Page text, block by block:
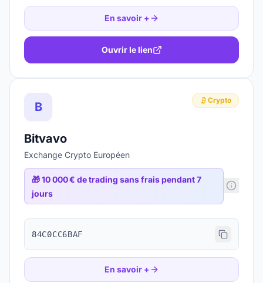
En savoir +
Ouvrir le lien
B Crypto
Bitvavo
Exchange Crypto Européen
🎁10 000 € de trading sans frais pendant 7
jours
84C0CC6BAF
En savoir +